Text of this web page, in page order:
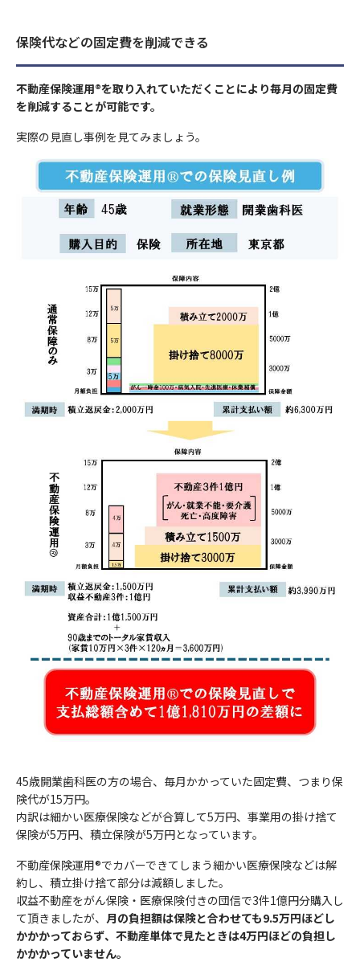
保険代などの固定費を削減できる
不動産保険運用®を取り入れていただくことにより毎月の固定費
を削減することが可能です。
実際の見直し事例を見てみましょう。
45歳開業歯科医の方の場合、毎月かかっていた固定費、つまり保
険代が15万円。
内訳は細かい医療保険などが合算して5万円、事業用の掛け捨て
保険が5万円、積立保険が5万円となっています。
不動産保険運用®でカバーできてしまう細かい医療保険などは解
約し、積立掛け捨て部分は減額しました。
収益不動産をがん保険・医療保険付きの団信で3件1億円分購入し
て頂きましたが、 月の負担額は保険と合わせても9.5万円ほどし
かかかっておらず、不動産単体で見たときは4万円ほどの負担し
かかかっていません。